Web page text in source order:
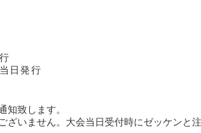
日発行
致します。
いません。大会当日受付時にゼッケンと